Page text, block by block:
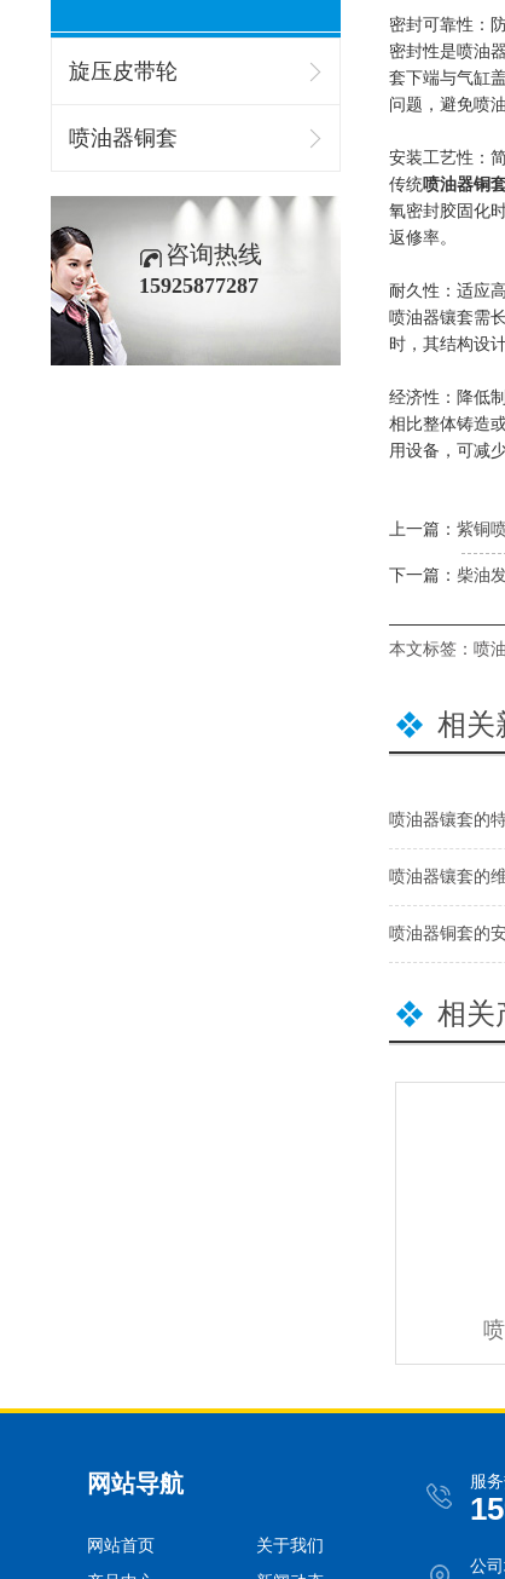
旋压皮带轮
喷油器铜套
咨询热线
15925877287
密封可靠性：
密封性是喷油
套下端与气缸
问题，避免喷
安装工艺性：
传统喷油器铜
氧密封胶固化
返修率。
耐久性：适应
喷油器镶套需
时，其结构设
经济性：降低
相比整体铸造
用设备，可减
上一篇： 紫铜
下一篇： 柴油
本文标签： 喷
相关
喷油器镶套的
喷油器镶套的
喷油器铜套的
相关
网站导航
网站首页
关于我们
服
公